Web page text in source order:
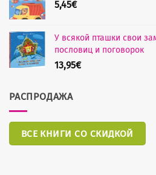
5,45€
У всякой пташки свои
пословиц и поговорок
13,95€
РАСПРОДАЖА
ВСЕ КНИГИ СО СКИДКОЙ